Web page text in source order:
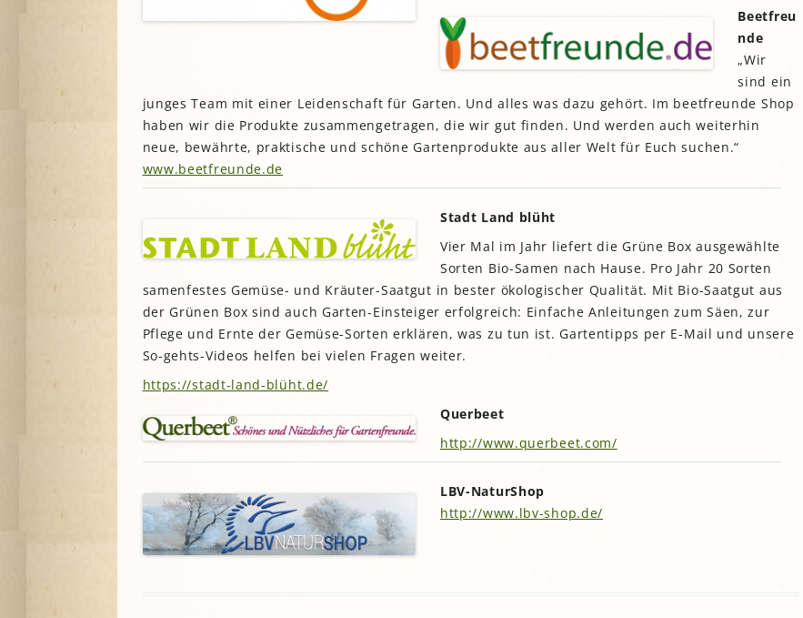
Generationengarten im
Petuelpark
Giesinger Grünspitz
Grünstreifen Oberföhring Huberhäuslgarten
Vielfalt der IG Feuerwache
Gemeinschaftsgartenprojekt
„Minga Permadies“ bei
Karlsfeld
Interkultureller Garten
Neuaubing
Interkultureller Garten
Nachbarschaftsgarten o’pflanzt is!
Stattpark OLGA
StadtAcker am
Ackermannbogen
Tauschgarten Perlach
Urbanes Gärtnern Allach-
Untermenzing
Wabengarten im ÖBZ
WERKSgarten WertFeld
Gemeinschaftsgarten
Echardingerstraße
Ramersdorf
Garten des
Nachbarschaftstreffs am
Walchenseeplatz
Gartentreffpunkt
Kosmos unter Null
Moosacher Lebensinsel
Nachbarschaftstreff an der
Nordheide
Gemeinschaftsgarten
rosen_heim
Hortus Insula Urbana
Klimawandel-Garten der
Bayerischen Landesanstalt
für Weinbau und
Pasinger Magdalenenpark
und ehemaliger
Klostergarten
Giesing
Saatgutbibliothek der
Stadtbibliothek München
Nasch- und Lesegarten der
Stadtbibliothek Sendling
Weitere Gartenprojekte
Der BioDivHubs-
Demonstrationsgarten
Grünwerkstatt in der
Messestadt
Biotoppflege des LBV
Münchner Waldgarten
Netzwerk Blühende
Landschaft und
Naturgarten e.V. Haar
Ritzengarten
Stadtimker
Agropolis
Mikrofarm Ingelsberg:
Gartler
Prälatengarten im Kloster
Schäftlarn
Umweltgarten Neubiberg
Saatgut
Stiftungen
Terra Network
Umweltbildung
Beetfreu
nde
„Wir
sind ein
junges Team mit einer Leidenschaft für Garten. Und alles was dazu gehört. Im beetfreunde Shop
haben wir die Produkte zusammengetragen, die wir gut finden. Und werden auch weiterhin
neue, bewährte, praktische und schöne Gartenprodukte aus aller Welt für Euch suchen.“
www.beetfreunde.de
Stadt Land blüht
Vier Mal im Jahr liefert die Grüne Box ausgewählte
Sorten Bio-Samen nach Hause. Pro Jahr 20 Sorten
samenfestes Gemüse- und Kräuter-Saatgut in bester ökologischer Qualität. Mit Bio-Saatgut aus
der Grünen Box sind auch Garten-Einsteiger erfolgreich: Einfache Anleitungen zum Säen, zur
Pflege und Ernte der Gemüse-Sorten erklären, was zu tun ist. Gartentipps per E-Mail und unsere
So-gehts-Videos helfen bei vielen Fragen weiter.
https://stadt-land-blüht.de/
Querbeet
http://www.querbeet.com/
LBV-NaturShop
http://www.lbv-shop.de/